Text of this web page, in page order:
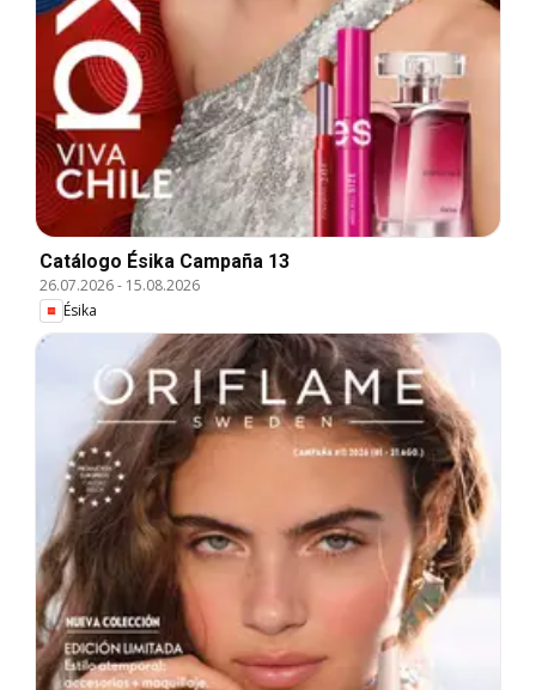
Catálogo Ésika Campaña 13
26.07.2026- 15.08.2026
Ésika